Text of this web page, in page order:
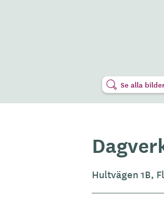
Se alla
Hultvägen 1B,